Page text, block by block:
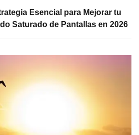
Esencial para Mejorar tu
Saturado de Pantallas en 2026